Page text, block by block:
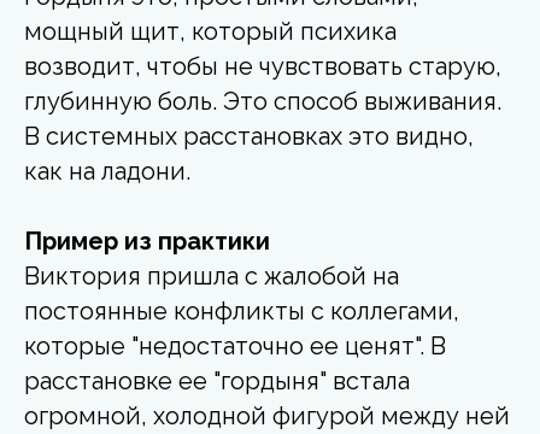
мощный щит, который психика
возводит, чтобы не чувствовать старую,
глубинную боль. Это способ выживания.
В системных расстановках это видно,
как на ладони.
Пример из практики
Виктория пришла с жалобой на
постоянные конфликты с коллегами,
которые "недостаточно ее ценят". В
расстановке ее "гордыня" встала
огромной, холодной фигурой между ней